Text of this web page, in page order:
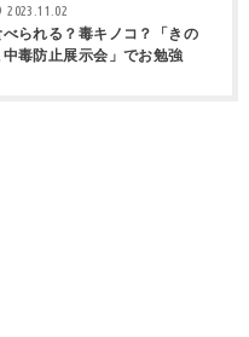
2023.11.02
べられる？毒キノコ？「きの
中毒防止展示会」でお勉強